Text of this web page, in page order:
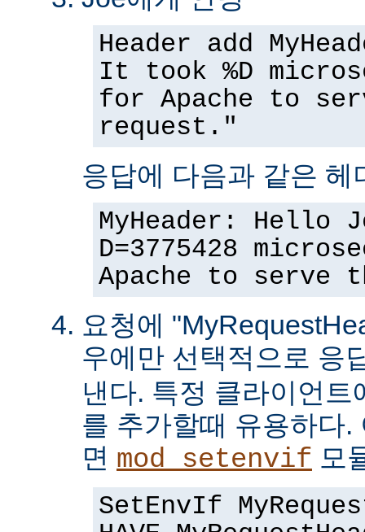
Header add
It took %D
for Apache to
request."
응답에 다음과 같은 헤
MyHeader: Hello
D=3775428
Apache to serve
요청에
우에만 선택적으로 응
낸다. 특정 클라이언
를 추가할때 유용하다.
면 mod_setenvif 모
SetEnvIf